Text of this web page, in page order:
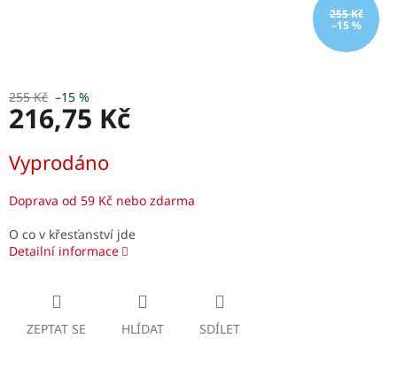
255 Kč
–15 %
255 Kč –15 %
216,75 Kč
cena:
Vyprodáno
Doprava od 59 Kč nebo zdarma
O co v křesťanství jde
Detailní informace
ZEPTAT SE HLÍDAT SDÍLET